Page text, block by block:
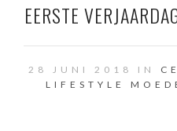
EERSTE
28 JUNI 2018 IN
LIFESTYLE